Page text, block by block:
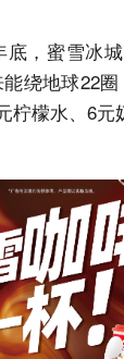
底，蜜雪冰
绕地球22圈
柠檬水、6